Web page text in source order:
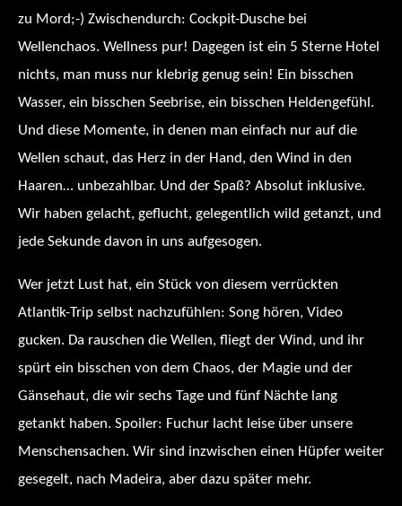
zu Mord;-) Zwischendurch: Cockpit-Dusche bei
Wellenchaos. Wellness pur! Dagegen ist ein 5 Sterne Hotel
nichts, man muss nur klebrig genug sein! Ein bisschen
Wasser, ein bisschen Seebrise, ein bisschen Heldengefühl.
Und diese Momente, in denen man einfach nur auf die
Wellen schaut, das Herz in der Hand, den Wind in den
Haaren… unbezahlbar. Und der Spaß? Absolut inklusive.
Wir haben gelacht, geflucht, gelegentlich wild getanzt, und
jede Sekunde davon in uns aufgesogen.
Wer jetzt Lust hat, ein Stück von diesem verrückten
Atlantik-Trip selbst nachzufühlen: Song hören, Video
gucken. Da rauschen die Wellen, fliegt der Wind, und ihr
spürt ein bisschen von dem Chaos, der Magie und der
Gänsehaut, die wir sechs Tage und fünf Nächte lang
getankt haben. Spoiler: Fuchur lacht leise über unsere
Menschensachen. Wir sind inzwischen einen Hüpfer weiter
gesegelt, nach Madeira, aber dazu später mehr.